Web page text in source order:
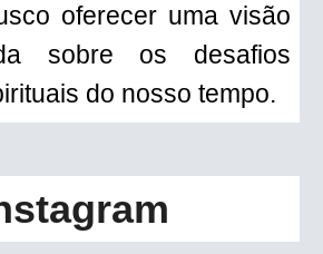
oferecer uma visão
sobre os desafios
do nosso tempo.